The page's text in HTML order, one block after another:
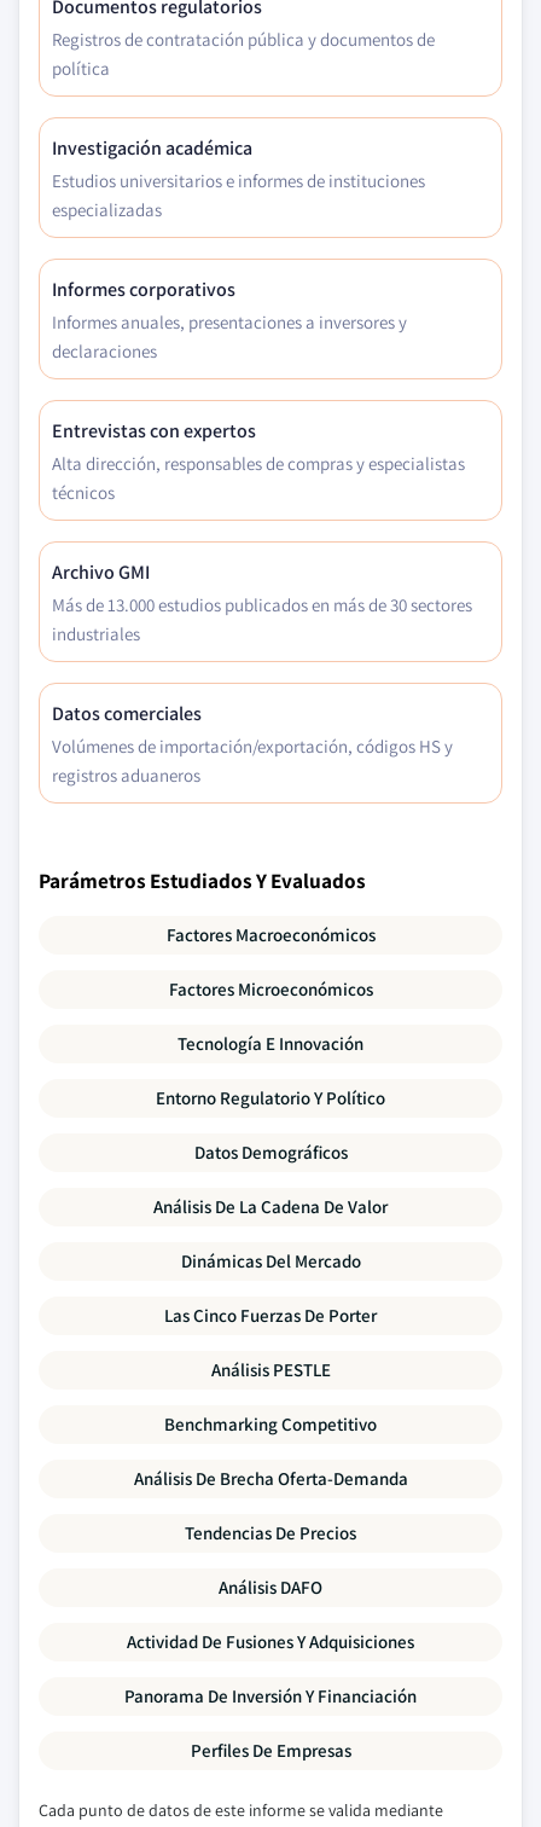
Documentos regulatorios
Registros de contratación pública y documentos de
política
Investigación académica
Estudios universitarios e informes de instituciones
especializadas
Informes corporativos
Informes anuales, presentaciones a inversores y
declaraciones
Entrevistas con expertos
Alta dirección, responsables de compras y especialistas
técnicos
Archivo GMI
Más de 13.000 estudios publicados en más de 30 sectores
industriales
Datos comerciales
Volúmenes de importación/exportación, códigos HS y
registros aduaneros
Parámetros Estudiados Y Evaluados
Factores Macroeconómicos
Factores Microeconómicos
Tecnología E Innovación
Entorno Regulatorio Y Político
Datos Demográficos
Análisis De La Cadena De Valor
Dinámicas Del Mercado
Las Cinco Fuerzas De Porter
Análisis PESTLE
Benchmarking Competitivo
Análisis De Brecha Oferta-Demanda
Tendencias De Precios
Análisis DAFO
Actividad De Fusiones Y Adquisiciones
Panorama De Inversión Y Financiación
Perfiles De Empresas
Cada punto de datos de este informe se valida mediante